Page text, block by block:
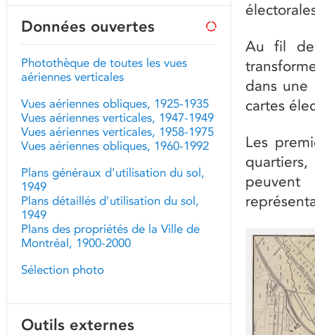
Au fil
dans une
cartes
Les
Données ouvertes
Photothèque de toutes les vues
aériennes verticales
Vues aériennes obliques, 1925-1935
Vues aériennes verticales, 1947-1949
Vues aériennes verticales, 1958-1975
Vues aériennes obliques, 1960-1992
Plans généraux d'utilisation du sol,
1949
Plans détaillés d'utilisation du sol,
1949
Plans des propriétés de la Ville de
Montréal, 1900-2000
Sélection photo
Outils externes